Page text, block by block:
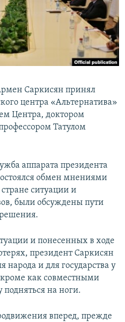
Саркисян принял
центра «Альтернатива»
Центра, доктором
Татулом
аппарата президента
обмен мнениями
ситуации и
были обсуждены пути
и понесенных в ходе
президент Саркисян
народа и для государства у
как совместными
подняться на ноги.
вперед, прежде